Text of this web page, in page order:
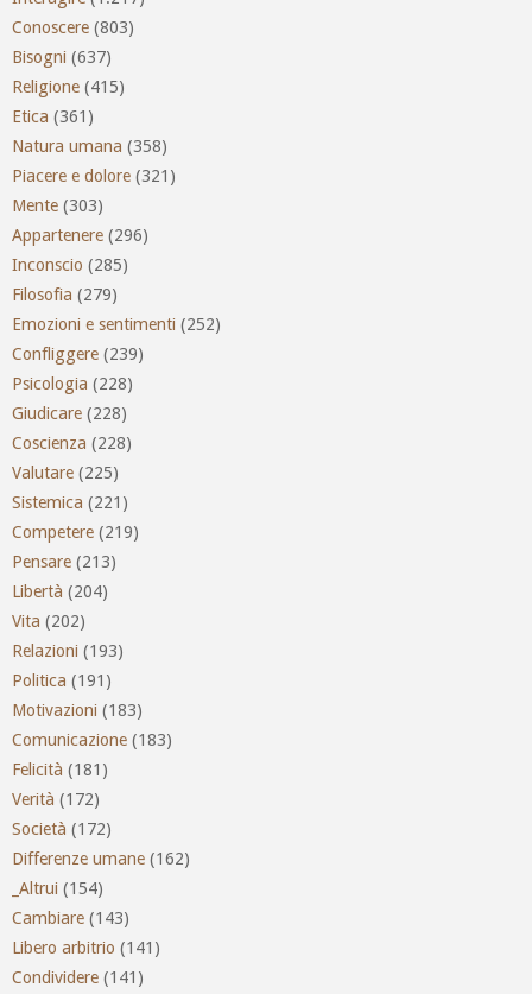
Conoscere (803)
Bisogni (637)
Religione (415)
Etica (361)
Natura umana (358)
Piacere e dolore (321)
Mente (303)
Appartenere (296)
Inconscio (285)
Filosofia (279)
Emozioni e sentimenti (252)
Confliggere (239)
Psicologia (228)
Giudicare (228)
Coscienza (228)
Valutare (225)
Sistemica (221)
Competere (219)
Pensare (213)
Libertà (204)
Vita (202)
Relazioni (193)
Politica (191)
Motivazioni (183)
Comunicazione (183)
Felicità (181)
Verità (172)
Società (172)
Differenze umane (162)
_Altrui (154)
Cambiare (143)
Libero arbitrio (141)
Condividere (141)